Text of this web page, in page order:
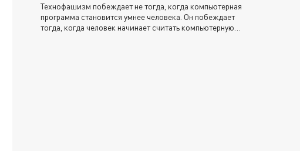
Технофашизм побеждает не тогда, когда компьютерная
программа становится умнее человека. Он побеждает
тогда, когда человек начинает считать компьютерную